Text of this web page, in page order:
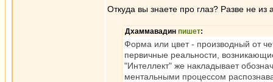
Откуда вы знаете про глаз? Разве не
Дхаммавадин пишет:
Форма или цвет - производный от
первичные реальности,
"Интеллект" же накладывает
ментальными процессом